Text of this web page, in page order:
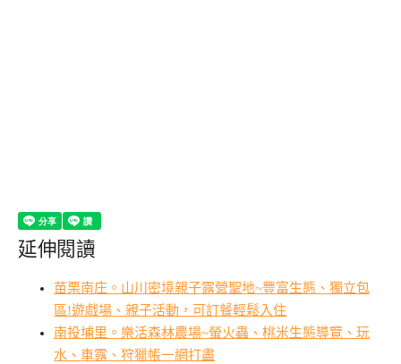
延伸閱讀
苗栗南庄。山川密境親子露營聖地~豐富生態、獨立包
區!遊戲場、親子活動，可訂餐輕鬆入住
南投埔里。樂活森林農場~螢火蟲、桃米生態導覽、玩
水、車露、狩獵帳一網打盡